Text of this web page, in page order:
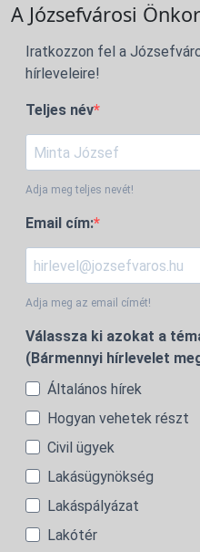
A Józsefvárosi
Iratkozzon fel a
hírleveleire!
Teljes név
Adja meg teljes nevét!
Email cím:
Adja meg az email címét!
Válassza ki azokat a
(Bármennyi hírlevelet
Általános hírek
Hogyan vehetek részt
Civil ügyek
Lakásügynökség
Lakáspályázat
Lakótér